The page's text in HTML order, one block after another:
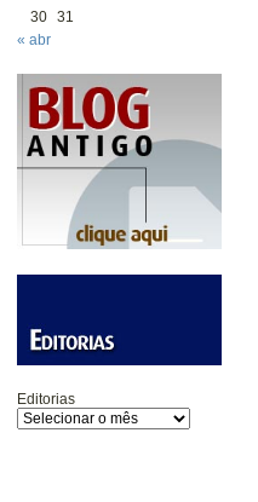
30 31
« abr
Editorias